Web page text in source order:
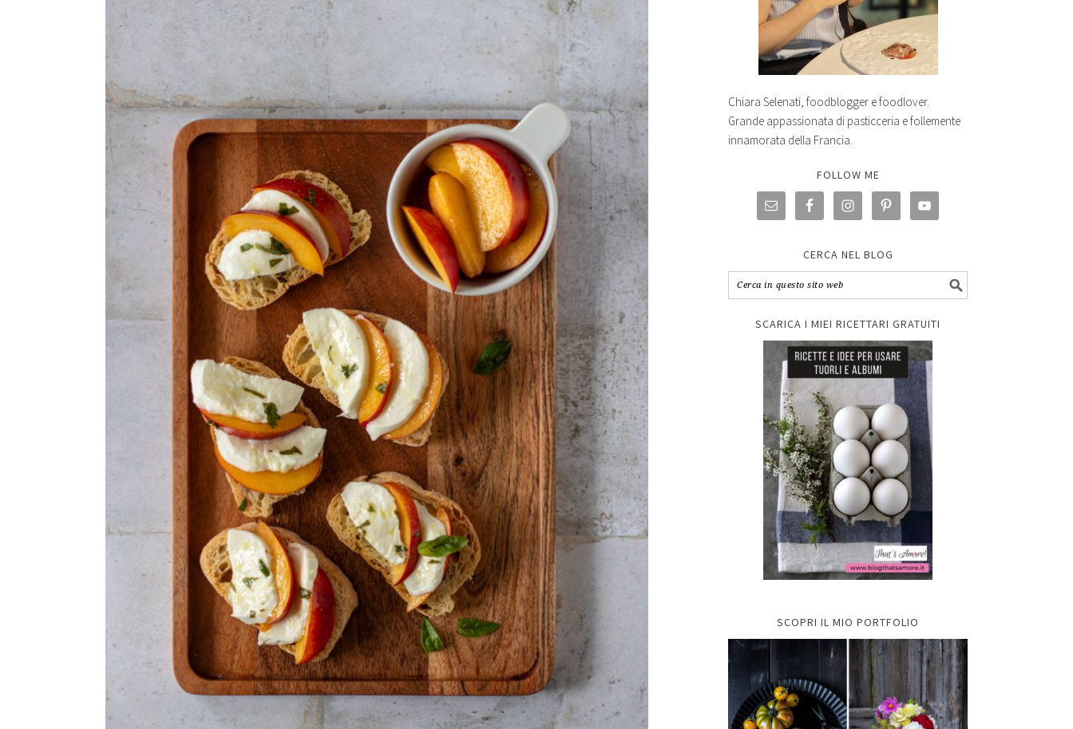
Chiara Selenati, foodblogger e foodlover.
Grande appassionata di pasticceria e follemente
innamorata della Francia.
FOLLOW ME
CERCA NEL BLOG
SCARICA I MIEI RICETTARI GRATUITI
SCOPRI IL MIO PORTFOLIO